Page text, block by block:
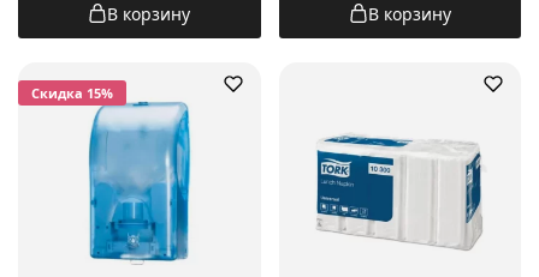
В корзину В корзину
Cкидка 15%